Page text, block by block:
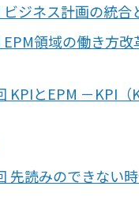
ジネス計画の統
領域の働き方改
KPIとEPM －KPI
先読みのできない